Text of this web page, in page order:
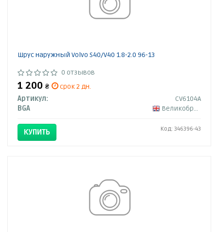
Шрус наружный Volvo S40/V40 1.8-2.0 96-13
0 отзывов
1 200 ₴
срок 2 дн.
Артикул:
CV6104A
BGA
Великобритания
КУПИТЬ Код: 346396-43